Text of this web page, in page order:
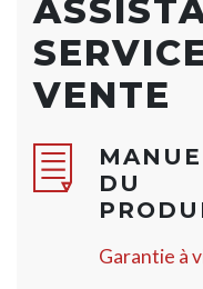
VENTE
DU
Garantie à